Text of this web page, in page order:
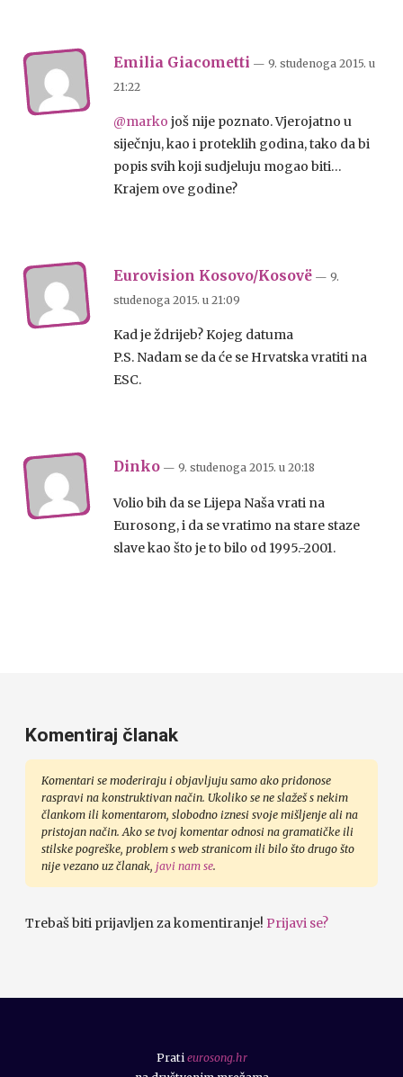
Emilia Giacometti — 9. studenoga 2015. u
21:22
@marko još nije poznato. Vjerojatno u
siječnju, kao i proteklih godina, tako da bi
popis svih koji sudjeluju mogao biti…
Krajem ove godine?
Eurovision Kosovo/Kosovë — 9.
studenoga 2015. u 21:09
Kad je ždrijeb? Kojeg datuma
P.S. Nadam se da će se Hrvatska vratiti na
ESC.
Dinko — 9. studenoga 2015. u 20:18
Volio bih da se Lijepa Naša vrati na
Eurosong, i da se vratimo na stare staze
slave kao što je to bilo od 1995.-2001.
Komentiraj članak
Komentari se moderiraju i objavljuju samo ako pridonose
raspravi na konstruktivan način. Ukoliko se ne slažeš s nekim
člankom ili komentarom, slobodno iznesi svoje mišljenje ali na
pristojan način. Ako se tvoj komentar odnosi na gramatičke ili
stilske pogreške, problem s web stranicom ili bilo što drugo što
nije vezano uz članak, javi nam se.
Trebaš biti prijavljen za komentiranje! Prijavi se?
Prati eurosong.hr